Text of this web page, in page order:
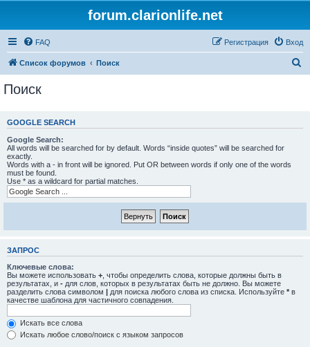
forum.clarionlife.net
FAQ Вход
Регистрация
Список форумов Поиск
к
Поиск
GOOGLE SEARCH
Google Search:
All words will be searched for by default. Words “inside quotes” will be searched for
exactly.
Words with a - in front will be ignored. Put OR between words if only one of the words
must be found.
Use * as a wildcard for partial matches.
ЗАПРОС
Ключевые слова:
Вы можете использовать + , чтобы определить слова, которые должны быть в
результатах, и - для слов, которых в результатах быть не должно. Вы можете
разделить слова символом | для поиска любого слова из списка. Используйте * в
качестве шаблона для частичного совпадения.
Искать все слова
Искать любое слово/поиск с языком запросов